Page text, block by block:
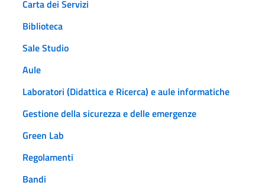
Carta dei Servizi
Biblioteca
Sale Studio
Aule
Laboratori (Didattica e Ricerca) e aule informatiche
Gestione della sicurezza e delle emergenze
Green Lab
Regolamenti
Bandi